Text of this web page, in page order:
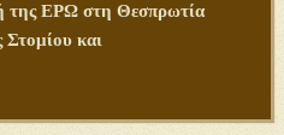
της ΕΡΩ στη Θεσπρωτία
Στομίου και